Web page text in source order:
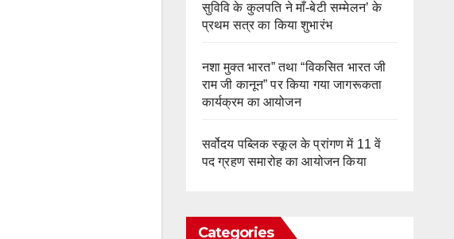
सुविवि के कुलपति ने माँ-बेटी सम्मेलन’ के
प्रथम सत्र का किया शुभारंभ
नशा मुक्त भारत” तथा “विकसित भारत जी
राम जी कानून” पर किया गया जागरूकता
कार्यक्रम का आयोजन
सर्वोदय पब्लिक स्कूल के प्रांगण में 11 वें
पद ग्रहण समारोह का आयोजन किया
Categories